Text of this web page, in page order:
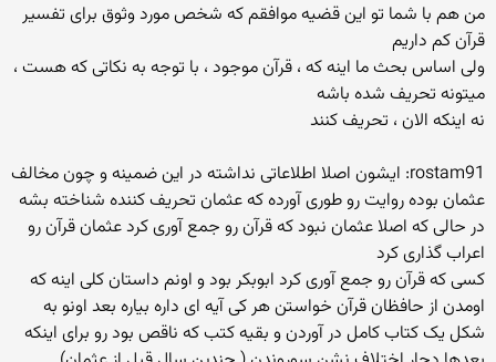
من هم با شما تو این قضیه موافقم که شخص مورد وثوق برای تفسیر
قرآن کم داریم
ولی اساس بحث ما اینه که ، قرآن موجود ، با توجه به نکاتی که هست ،
میتونه تحریف شده باشه
نه اینکه الان ، تحریف کنند
rostam91: ایشون اصلا اطلاعاتی نداشته در این ضمینه و چون مخالف
عثمان بوده روایت رو طوری آورده که عثمان تحریف کننده شناخته بشه
در حالی که اصلا عثمان نبود که قرآن رو جمع آوری کرد عثمان قرآن رو
اعراب گذاری کرد
کسی که قرآن رو جمع آوری کرد ابوبکر بود و اونم داستان کلی اینه که
اومدن از حافظان قرآن خواستن هر کی آیه ای داره بیاره بعد اونو به
شکل یک کتاب کامل در آوردن و بقیه کتب که ناقص بود رو برای اینکه